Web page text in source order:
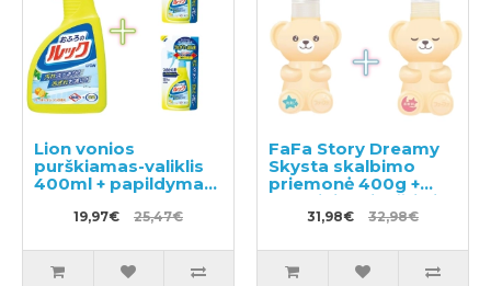
Lion vonios
purškiamas-valiklis
400ml + papildymas
19,97€ 25,47€
FaFa Story Dreamy
Skysta skalbimo
priemonė 400g +
Skalbinių minkštiklis
450g31,98€ 32,98€